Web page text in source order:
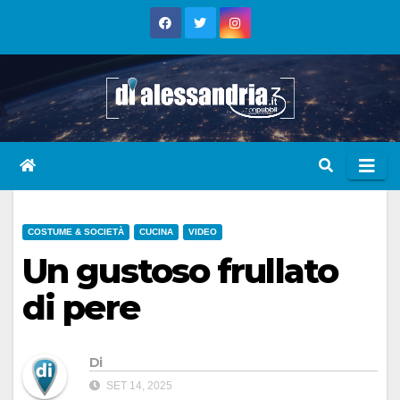
COSTUME & SOCIETÀ CUCINA VIDEO
Un gustoso frullato
di pere
Di
SET 14, 2025